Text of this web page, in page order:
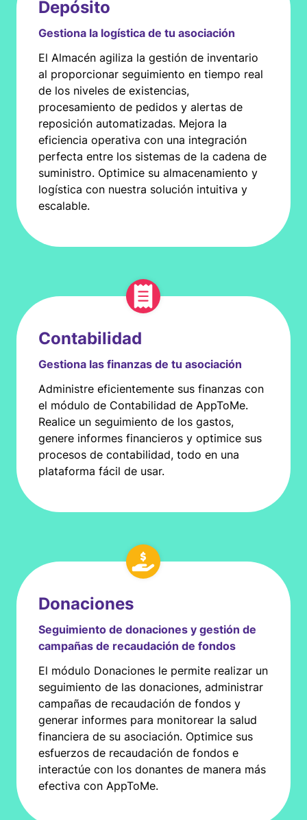
Depósito
Gestiona la logística de tu asociación
El Almacén agiliza la gestión de inventario
al proporcionar seguimiento en tiempo real
de los niveles de existencias,
procesamiento de pedidos y alertas de
reposición automatizadas. Mejora la
eficiencia operativa con una integración
perfecta entre los sistemas de la cadena de
suministro. Optimice su almacenamiento y
logística con nuestra solución intuitiva y
escalable.
Contabilidad
Gestiona las finanzas de tu asociación
Administre eficientemente sus finanzas con
el módulo de Contabilidad de AppToMe.
Realice un seguimiento de los gastos,
genere informes financieros y optimice sus
procesos de contabilidad, todo en una
plataforma fácil de usar.
Donaciones
Seguimiento de donaciones y gestión de
campañas de recaudación de fondos
El módulo Donaciones le permite realizar un
seguimiento de las donaciones, administrar
campañas de recaudación de fondos y
generar informes para monitorear la salud
financiera de su asociación. Optimice sus
esfuerzos de recaudación de fondos e
interactúe con los donantes de manera más
efectiva con AppToMe.